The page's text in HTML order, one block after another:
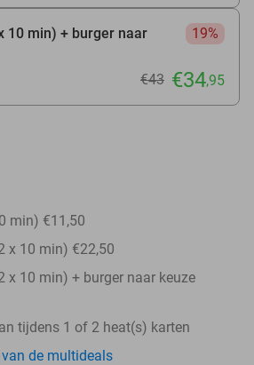
10 min) + burger naar
19%
€43 €34,95
min) €11,50
x 10 min) €22,50
x 10 min) + burger naar keuze
tijdens 1 of 2 heat(s) karten
de multideals